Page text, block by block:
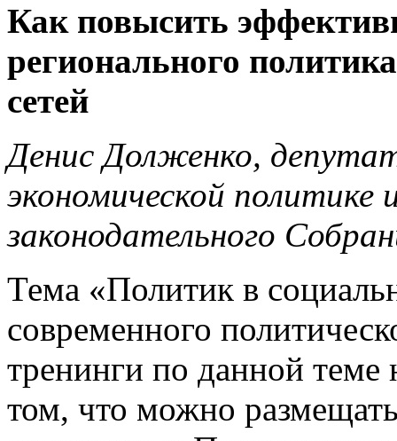
Как повысить
регионального
сетей
Денис Долженко,
экономической политике
законодательного
Тема «Политик в
современного
тренинги по данной
том, что можно